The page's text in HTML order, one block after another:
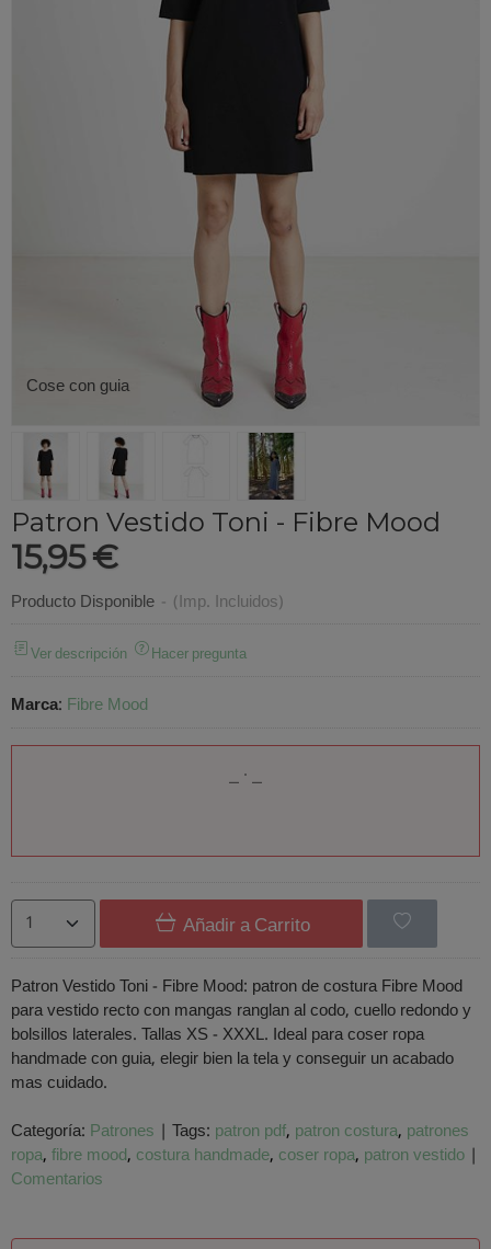
Cose con guia
Patron Vestido Toni - Fibre Mood
15,95 €
Producto Disponible - (Imp. Incluidos)
Ver descripción Hacer pregunta
Marca: Fibre Mood
Añadir a Carrito
Patron Vestido Toni - Fibre Mood: patron de costura Fibre Mood
para vestido recto con mangas ranglan al codo, cuello redondo y
bolsillos laterales. Tallas XS - XXXL. Ideal para coser ropa
handmade con guia, elegir bien la tela y conseguir un acabado
mas cuidado.
Categoría: Patrones | Tags: patron pdf patron costura patrones
ropa fibre mood costura handmade coser ropa patron vestido |
Comentarios